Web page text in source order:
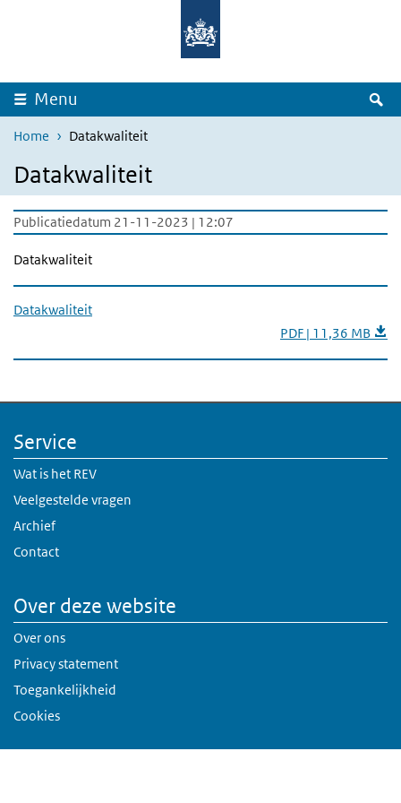
Overslaan en naar de inhoud gaan
Menu
Home Datakwaliteit
Datakwaliteit
Publicatiedatum 21-11-2023 | 12:07
Datakwaliteit
Datakwaliteit
PDF | 11,36 MB
Service
Wat is het REV
Veelgestelde vragen
Archief
Contact
Over deze website
Over ons
Privacy statement
Toegankelijkheid
Cookies